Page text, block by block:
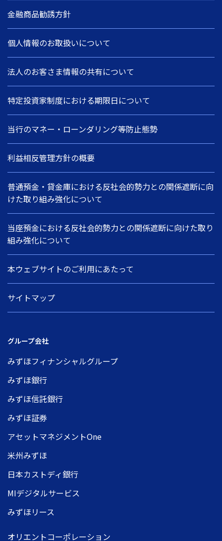
金融商品勧誘方針
個人情報のお取扱いについて
法人のお客さま情報の共有について
特定投資家制度における期限日について
当行のマネー・ローンダリング等防止態勢
利益相反管理方針の概要
普通預金・貸金庫における反社会的勢力との関係遮断に向
けた取り組み強化について
当座預金における反社会的勢力との関係遮断に向けた取り
組み強化について
本ウェブサイトのご利用にあたって
サイトマップ
グループ会社
みずほフィナンシャルグループ
みずほ銀行
みずほ信託銀行
みずほ証券
アセットマネジメントOne
米州みずほ
日本カストディ銀行
MIデジタルサービス
みずほリース
オリエントコーポレーション